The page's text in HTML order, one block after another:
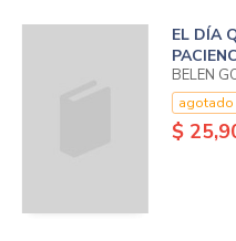
EL DÍA
BELEN
agotado
$